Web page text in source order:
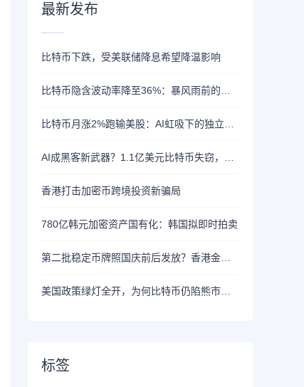
最新发布
比特币下跌，受美联储降息希望降温影响
香港打击加密币跨境投资新骗局
780亿韩元加密资产国有化：韩国拟即时拍卖
标签